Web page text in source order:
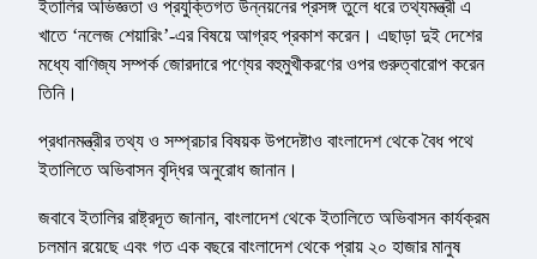
ইতালির অভিজ্ঞতা ও প্রযুক্তিগত উন্নয়নের প্রসঙ্গ তুলে ধরে তথ্যমন্ত্রী এ
খাতে ‘নলেজ শেয়ারিং’-এর বিষয়ে আগ্রহ প্রকাশ করেন। এছাড়া দুই দেশের
মধ্যে বাণিজ্য সম্পর্ক জোরদারে পণ্যের বহুমুখীকরণের ওপর গুরুত্বারোপ করেন
তিনি।
প্রধানমন্ত্রীর তথ্য ও সম্প্রচার বিষয়ক উপদেষ্টাও বাংলাদেশ থেকে বৈধ পথে
ইতালিতে অভিবাসন বৃদ্ধির অনুরোধ জানান।
জবাবে ইতালির রাষ্ট্রদূত জানান, বাংলাদেশ থেকে ইতালিতে অভিবাসন কার্যক্রম
চলমান রয়েছে এবং গত এক বছরে বাংলাদেশ থেকে প্রায় ২০ হাজার মানুষ